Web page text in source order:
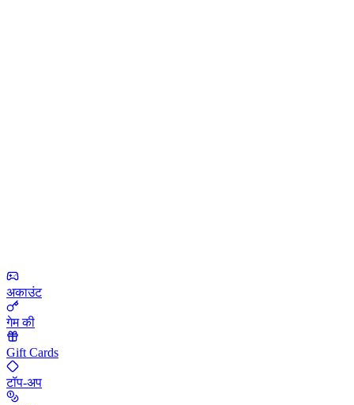
अकाउंट
गेम की
Gift Cards
टॉप-अप